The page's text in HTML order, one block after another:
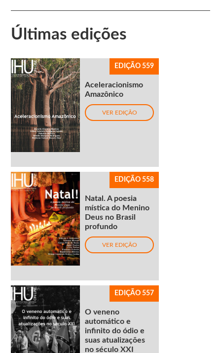
Últimas edições
EDIÇÃO 559
Aceleracionismo
Amazônico
VER EDIÇÃO
EDIÇÃO 558
Natal. A poesia
mística do Menino
Deus no Brasil
profundo
VER EDIÇÃO
EDIÇÃO 557
O veneno
automático e
infinito do ódio e
suas atualizações
no século XXI